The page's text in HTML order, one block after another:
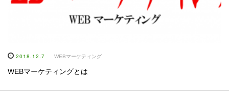
2018.12.7 WEBマーケティング
WEBマーケティングとは